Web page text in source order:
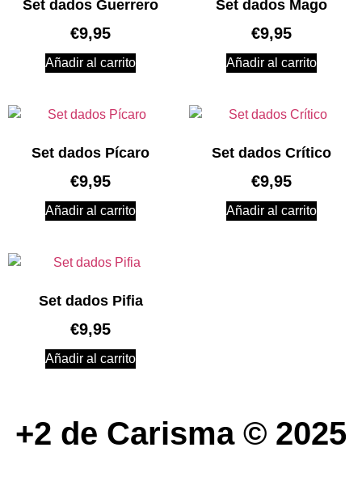
Set dados Guerrero
€9,95
Añadir al carrito
Set dados Mago
€9,95
Añadir al carrito
Set dados Pícaro
€9,95
Añadir al carrito
Set dados Crítico
€9,95
Añadir al carrito
Set dados Pifia
€9,95
Añadir al carrito
+2 de Carisma © 2025